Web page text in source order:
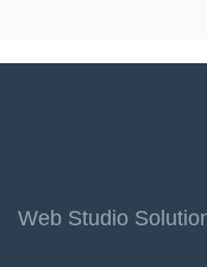
Web Studio